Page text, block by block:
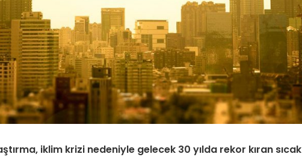
iklim krizi nedeniyle gelecek 30 yılda rekor kıran sıcak